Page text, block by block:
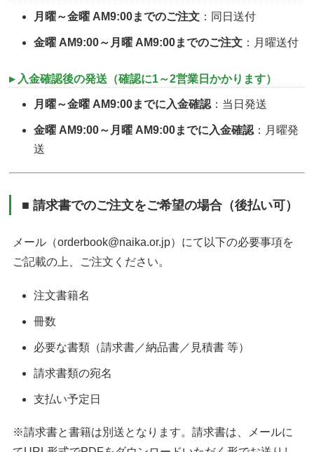
月曜～金曜 AM9:00までのご注文 ：同日送付
金曜 AM9:00～月曜 AM9:00までのご注文 ：月曜送付
▸ 入金確認後の発送（確認に1～2営業日かかります）
月曜～金曜 AM9:00までに入金確認 ：当日発送
金曜 AM9:00～月曜 AM9:00までに入金確認 ：月曜発
送
■ 請求書でのご注文をご希望の場合（後払い可）
メール（orderbook@naika.or.jp）にて以下の必要事項を
ご記載の上、ご注文ください。
注文書籍名
冊数
必要な書類（請求書／納品書／見積書 等）
請求書類の宛名
支払い予定日
※請求書と書籍は別送となります。請求書は、メールに